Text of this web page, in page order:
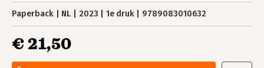
Paperback NL 2023 1e druk 9789083010632
€ 21,50